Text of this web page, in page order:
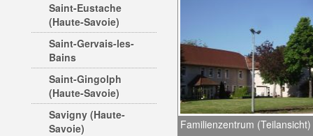
Saint-Eustache
(Haute-Savoie)
Saint-Gervais-les-
Bains
Saint-Gingolph
(Haute-Savoie)
Savigny (Haute-
Savoie)
Familienzentrum (Teilansicht)